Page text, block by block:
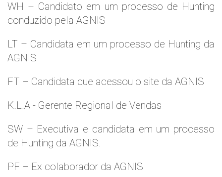
WH – Candidato em um processo de Hunting
conduzido pela AGNIS
LT – Candidata em um processo de Hunting da
AGNIS
FT – Candidata que acessou o site da AGNIS
K.L.A - Gerente Regional de Vendas
SW – Executiva e candidata em um processo
de Hunting da AGNIS.
PF – Ex colaborador da AGNIS